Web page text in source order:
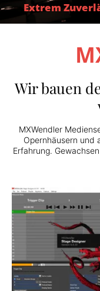
Extrem
Wir bauen
MXWendler
Opernhäusern und
Erfahrung.